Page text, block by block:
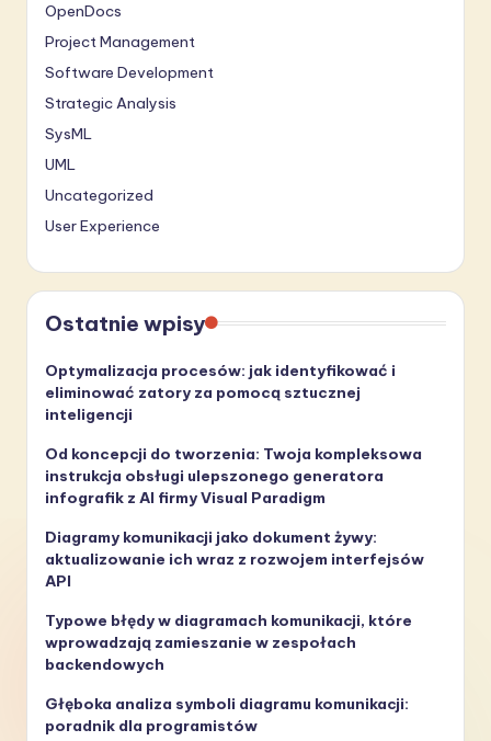
OpenDocs
Project Management
Software Development
Strategic Analysis
SysML
UML
Uncategorized
User Experience
Ostatnie wpisy
Optymalizacja procesów: jak identyfikować i
eliminować zatory za pomocą sztucznej
inteligencji
Od koncepcji do tworzenia: Twoja kompleksowa
instrukcja obsługi ulepszonego generatora
infografik z AI firmy Visual Paradigm
Diagramy komunikacji jako dokument żywy:
aktualizowanie ich wraz z rozwojem interfejsów
API
Typowe błędy w diagramach komunikacji, które
wprowadzają zamieszanie w zespołach
backendowych
Głęboka analiza symboli diagramu komunikacji:
poradnik dla programistów